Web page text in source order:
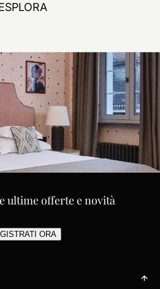
ultime offerte e novità
ORA